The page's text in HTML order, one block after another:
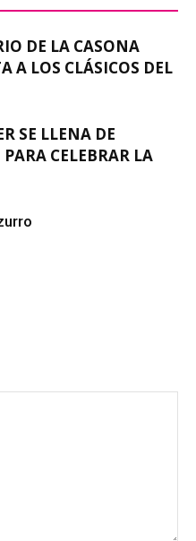
DE LA CASONA
A LOS CLÁSICOS DEL
SE LLENA DE
CELEBRAR LA